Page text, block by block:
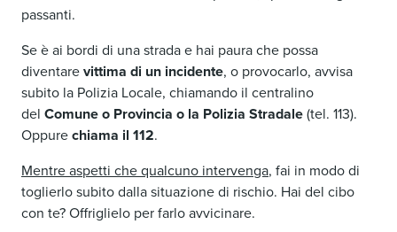
passanti.
Se è ai bordi di una strada e hai paura che possa
diventare vittima di un incidente, o provocarlo, avvisa
subito la Polizia Locale, chiamando il centralino
del Comune o Provincia o la Polizia Stradale (tel. 113).
Oppure chiama il 112.
Mentre aspetti che qualcuno intervenga, fai in modo di
toglierlo subito dalla situazione di rischio. Hai del cibo
con te? Offriglielo per farlo avvicinare.